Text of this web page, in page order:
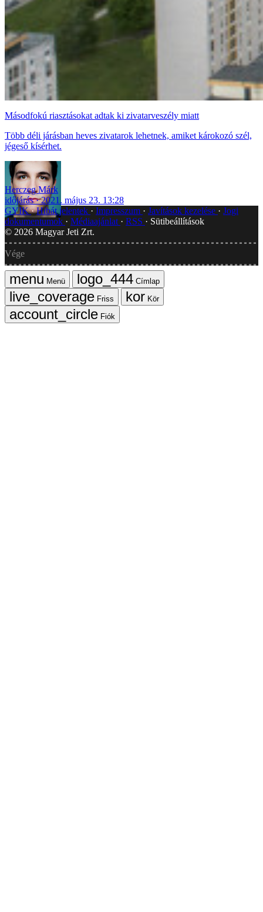
Másodfokú riasztásokat adtak ki zivatarveszély miatt
Több déli járásban heves zivatarok lehetnek, amiket károkozó szél,
jégeső kísérhet.
Herczeg Márk
időjárás
2021. május 23. 13:28
GYIK Hibát jelentek Impresszum Javítások kezelése
Jogi
dokumentumok
Médiaajánlat RSS
Sütibeállítások
© 2026 Magyar Jeti Zrt.
Vége
Menü
Címlap
Friss
Kör
Fiók